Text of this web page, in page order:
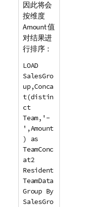
因此将会
按维度
Amount值
对结果进
行排序：
LOAD
SalesGro
up,Conca
t(distin
ct
Team,'-
',Amount
) as
TeamConc
at2
Resident
TeamData
Group By
SalesGro